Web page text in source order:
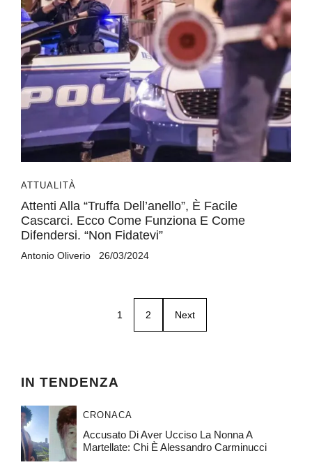
ATTUALITÀ
Attenti Alla “Truffa Dell’anello”, È Facile
Cascarci. Ecco Come Funziona E Come
Difendersi. “Non Fidatevi”
Antonio Oliverio 26/03/2024
1 2 Next
IN TENDENZA
CRONACA
Accusato Di Aver Ucciso La Nonna A
Martellate: Chi È Alessandro Carminucci